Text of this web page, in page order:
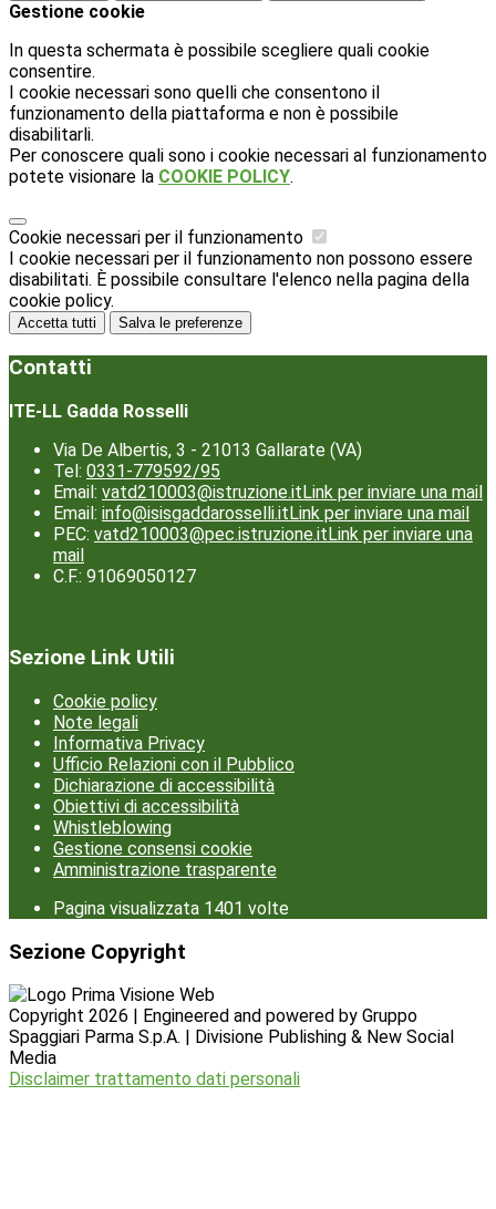
Gestione cookie
In questa schermata è possibile scegliere quali cookie
consentire.
I cookie necessari sono quelli che consentono il
funzionamento della piattaforma e non è possibile
disabilitarli.
Per conoscere quali sono i cookie necessari al funzionamento
potete visionare la COOKIE POLICY.
Cookie necessari per il funzionamento
I cookie necessari per il funzionamento non possono essere
disabilitati. È possibile consultare l'elenco nella pagina della
cookie policy.
Accetta tutti Salva le preferenze
Contatti
ITE-LL Gadda Rosselli
Via De Albertis, 3 - 21013 Gallarate (VA)
Tel: 0331-779592/95
Email: vatd210003@istruzione.itLink per inviare una mail
Email: info@isisgaddarosselli.itLink per inviare una mail
PEC: vatd210003@pec.istruzione.itLink per inviare una
mail
C.F.: 91069050127
Sezione Link Utili
Cookie policy
Note legali
Informativa Privacy
Ufficio Relazioni con il Pubblico
Dichiarazione di accessibilità
Obiettivi di accessibilità
Whistleblowing
Gestione consensi cookie
Amministrazione trasparente
Pagina visualizzata 1401 volte
Sezione Copyright
Copyright 2026 | Engineered and powered by Gruppo
Spaggiari Parma S.p.A. | Divisione Publishing & New Social
Media
Disclaimer trattamento dati personali